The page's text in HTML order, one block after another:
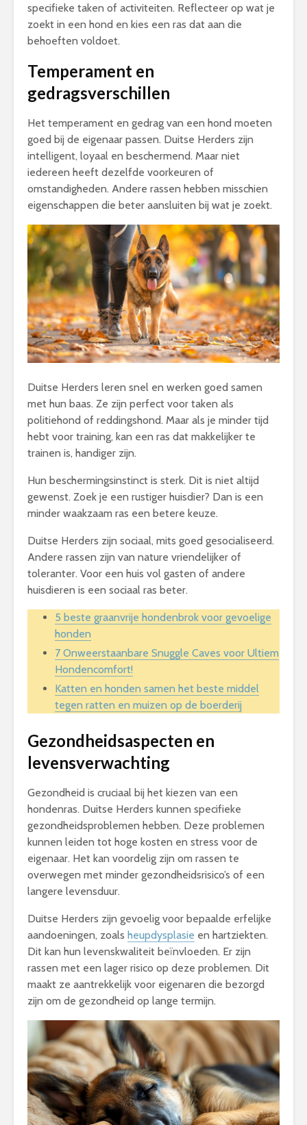
specifieke taken of activiteiten. Reflecteer op wat je
zoekt in een hond en kies een ras dat aan die
behoeften voldoet.
Temperament en
gedragsverschillen
Het temperament en gedrag van een hond moeten
goed bij de eigenaar passen. Duitse Herders zijn
intelligent, loyaal en beschermend. Maar niet
iedereen heeft dezelfde voorkeuren of
omstandigheden. Andere rassen hebben misschien
eigenschappen die beter aansluiten bij wat je zoekt.
Duitse Herders leren snel en werken goed samen
met hun baas. Ze zijn perfect voor taken als
politiehond of reddingshond. Maar als je minder tijd
hebt voor training, kan een ras dat makkelijker te
trainen is, handiger zijn.
Hun beschermingsinstinct is sterk. Dit is niet altijd
gewenst. Zoek je een rustiger huisdier? Dan is een
minder waakzaam ras een betere keuze.
Duitse Herders zijn sociaal, mits goed gesocialiseerd.
Andere rassen zijn van nature vriendelijker of
toleranter. Voor een huis vol gasten of andere
huisdieren is een sociaal ras beter.
5 beste graanvrije hondenbrok voor gevoelige
honden
7 Onweerstaanbare Snuggle Caves voor Ultiem
Hondencomfort!
Katten en honden samen het beste middel
tegen ratten en muizen op de boerderij
Gezondheidsaspecten en
levensverwachting
Gezondheid is cruciaal bij het kiezen van een
hondenras. Duitse Herders kunnen specifieke
gezondheidsproblemen hebben. Deze problemen
kunnen leiden tot hoge kosten en stress voor de
eigenaar. Het kan voordelig zijn om rassen te
overwegen met minder gezondheidsrisico’s of een
langere levensduur.
Duitse Herders zijn gevoelig voor bepaalde erfelijke
aandoeningen, zoals heupdysplasie en hartziekten.
Dit kan hun levenskwaliteit beïnvloeden. Er zijn
rassen met een lager risico op deze problemen. Dit
maakt ze aantrekkelijk voor eigenaren die bezorgd
zijn om de gezondheid op lange termijn.